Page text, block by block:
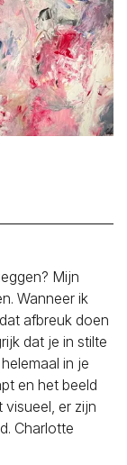
Mijn
Wanneer ik
afbreuk doen
dat je in stilte
in je
en het beeld
er zijn
Charlotte